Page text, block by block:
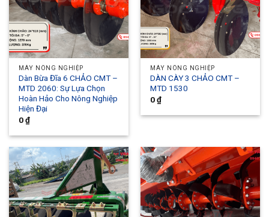
MÁY NÔNG NGHIỆP
Dàn Bừa Đĩa 6 CHẢO CMT –
MTD 2060: Sự Lựa Chọn
Hoàn Hảo Cho Nông Nghiệp
Hiện Đại
0₫
MÁY NÔNG NGHIỆP
DÀN CÀY 3 CHẢO CMT –
MTD 1530
0₫